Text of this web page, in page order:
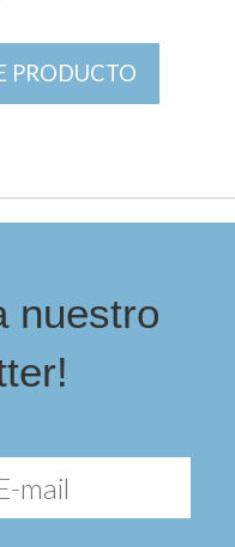
PRODUCTO
nuestro